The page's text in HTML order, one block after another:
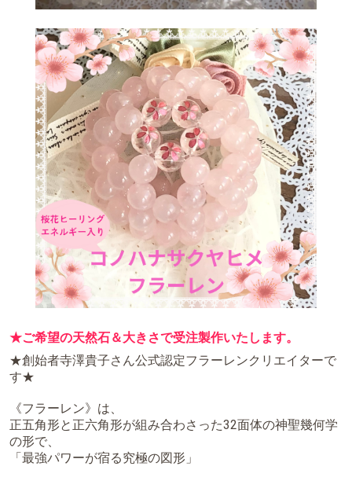
★ご希望の天然石＆大きさで受注製作いたします。
★創始者寺澤貴子さん公式認定フラーレンクリエイターで
す★
《フラーレン》は、
正五角形と正六角形が組み合わさった32面体の神聖幾何学
の形で、
「最強パワーが宿る究極の図形」